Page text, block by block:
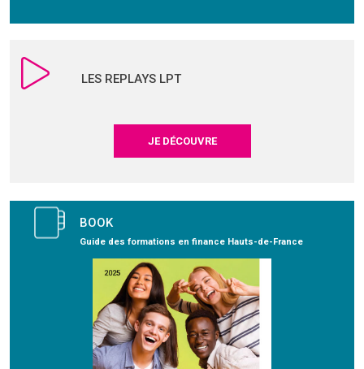
LES REPLAYS LPT
JE DÉCOUVRE
BOOK
Guide des formations en finance Hauts-de-France